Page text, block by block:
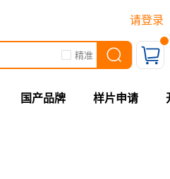
请登录
精准
国产品牌 样片申请